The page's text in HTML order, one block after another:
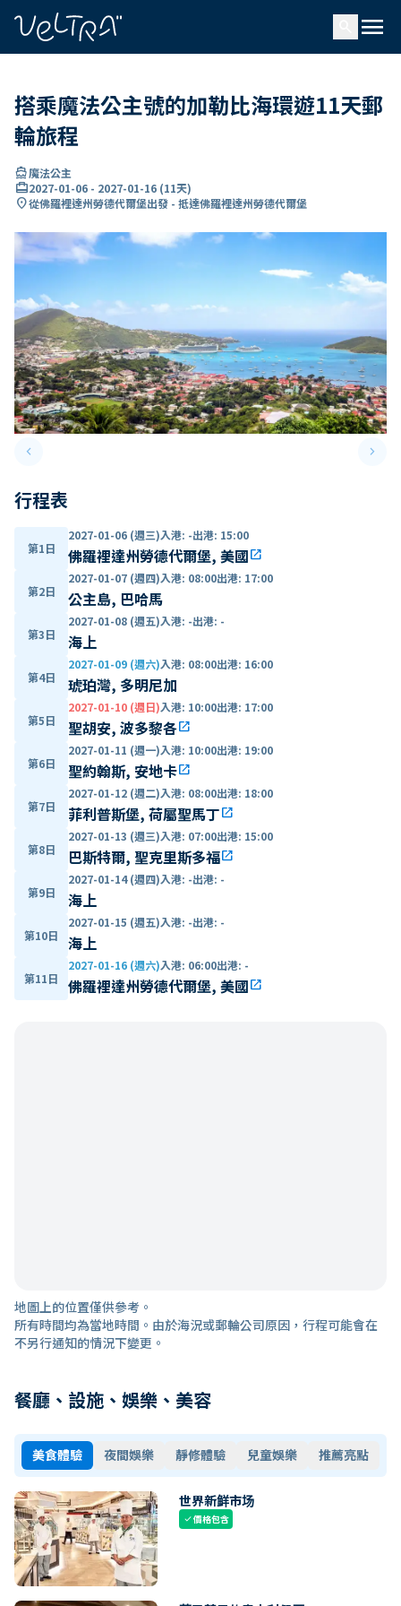
menu
搭乘魔法公主號的加勒比海環遊11天郵
輪旅程
directions_boat魔法公主
card_travel2027-01-06 - 2027-01-16 (11天)
location_on從佛羅裡達州勞德代爾堡出發 - 抵達佛羅裡達州勞德代爾堡
keyboard_arrow_leftPrevious slide keyboard_arrow_right
行程表
第1日
2027-01-06 (週三)入港: -出港: 15:00
佛羅裡達州勞德代爾堡, 美國open_in_new
第2日
2027-01-07 (週四)入港: 08:00出港: 17:00
公主島, 巴哈馬
第3日
2027-01-08 (週五)入港: -出港: -
海上
第4日
2027-01-09 (週六)入港: 08:00出港: 16:00
琥珀灣, 多明尼加
第5日
2027-01-10 (週日)入港: 10:00出港: 17:00
聖胡安, 波多黎各open_in_new
第6日
2027-01-11 (週一)入港: 10:00出港: 19:00
聖約翰斯, 安地卡open_in_new
第7日
2027-01-12 (週二)入港: 08:00出港: 18:00
菲利普斯堡, 荷屬聖馬丁open_in_new
第8日
2027-01-13 (週三)入港: 07:00出港: 15:00
巴斯特爾, 聖克里斯多福open_in_new
第9日
2027-01-14 (週四)入港: -出港: -
海上
第10日
2027-01-15 (週五)入港: -出港: -
海上
第11日
2027-01-16 (週六)入港: 06:00出港: -
佛羅裡達州勞德代爾堡, 美國open_in_new
地圖上的位置僅供參考。
所有時間均為當地時間。由於海況或郵輪公司原因，行程可能會在
不另行通知的情況下變更。
餐廳、設施、娛樂、美容
美食體驗 夜間娛樂 靜修體驗 兒童娛樂 推薦亮點
世界新鲜市场
check價格包含